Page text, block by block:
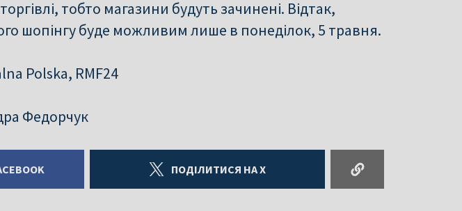
тобто магазини будуть зачинені. Відтак,
шопінгу буде можливим лише в понеділок, 5 травня.
Polska, RMF24
Федорчук
ПОДІЛИТИСЯ НА X